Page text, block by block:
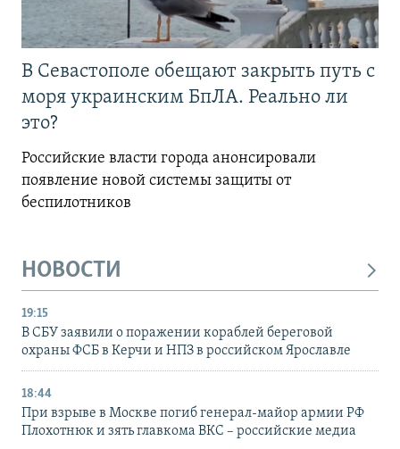
В Севастополе обещают закрыть путь с
моря украинским БпЛА. Реально ли
это?
Российские власти города анонсировали
появление новой системы защиты от
беспилотников
НОВОСТИ
19:15
В СБУ заявили о поражении кораблей береговой
охраны ФСБ в Керчи и НПЗ в российском Ярославле
18:44
При взрыве в Москве погиб генерал-майор армии РФ
Плохотнюк и зять главкома ВКС – российские медиа